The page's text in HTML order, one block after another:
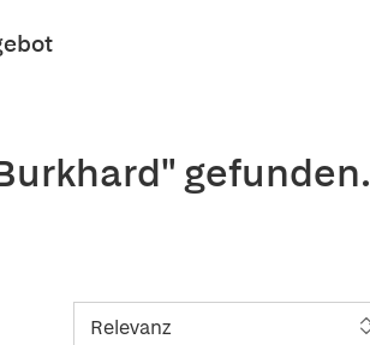
gefunden.